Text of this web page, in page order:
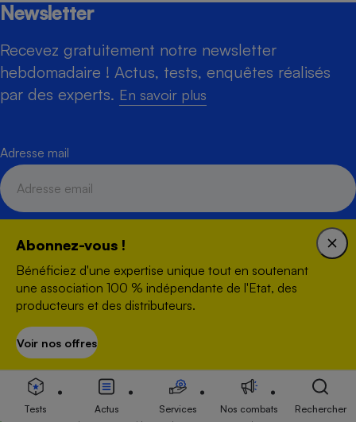
Newsletter
Recevez gratuitement notre newsletter
hebdomadaire ! Actus, tests, enquêtes réalisés
par des experts. En savoir plus
Adresse mail
Abonnez-vous !
Bénéficiez d'une expertise unique tout en soutenant
une association 100 % indépendante de l'Etat, des
producteurs et des distributeurs.
Voir nos offres
non lucratif qui agit, en toute indépendance, pour défendre les
droits des consommateurs et des usagers, et promouvoir une
consommation responsable, accessible et respectueuse des
Tests Actus Services Nos combats Rechercher